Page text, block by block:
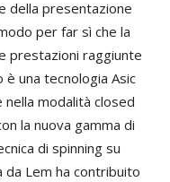
della presentazione
per far sì che la
prestazioni raggiunte
una tecnologia Asic
modalità closed
la nuova gamma di
di spinning su
Lem ha contribuito